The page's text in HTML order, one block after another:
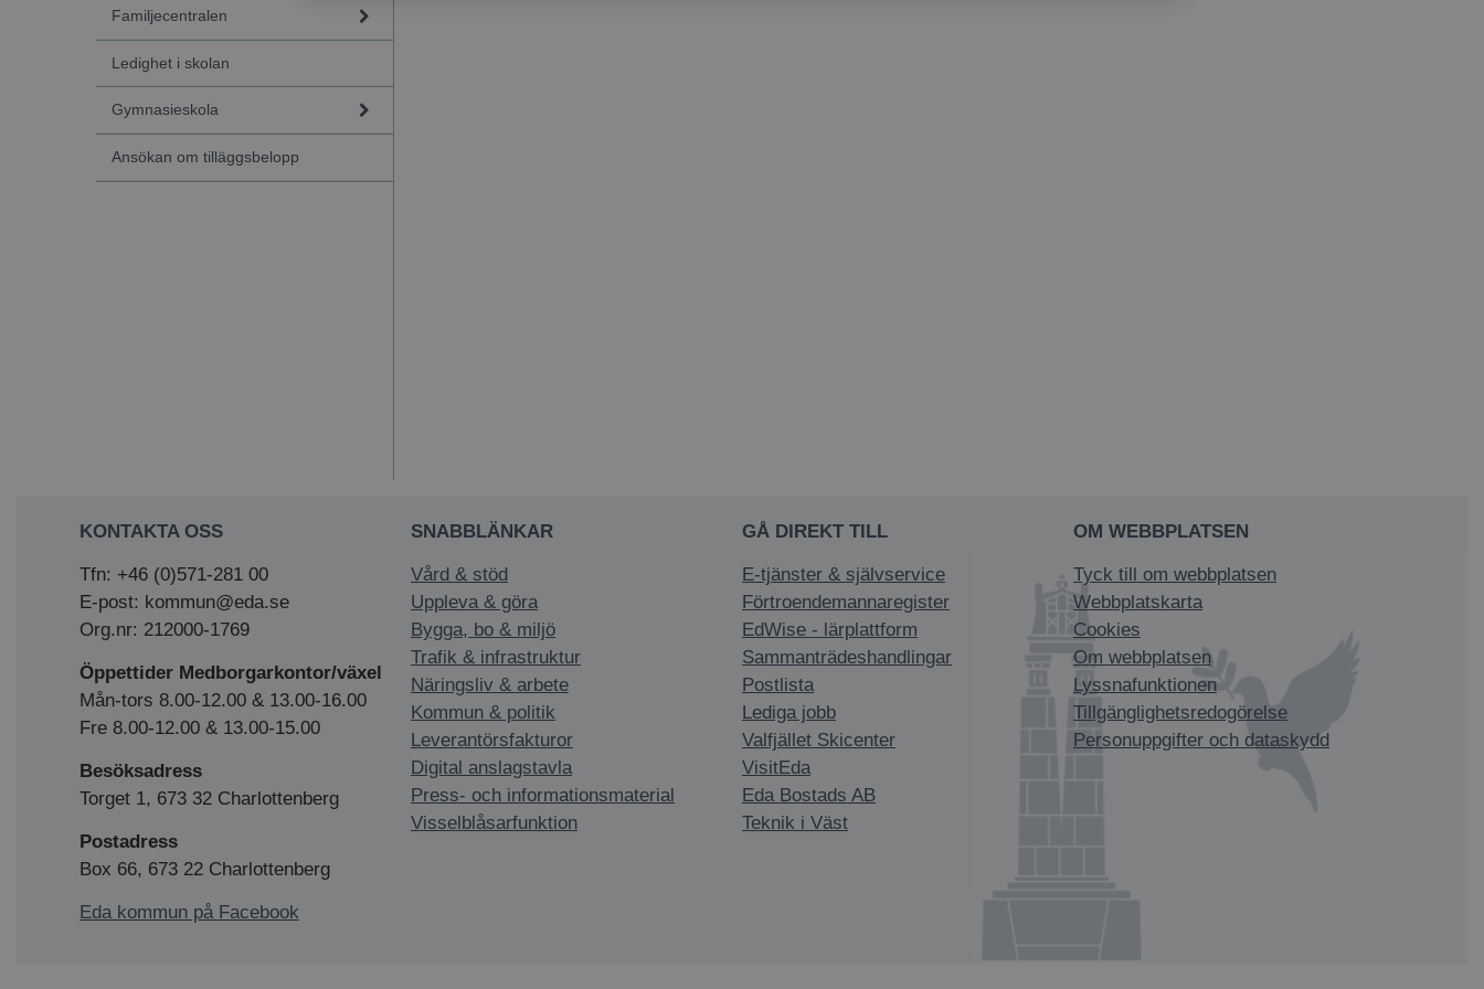
Familjecentralen
Ledighet i skolan
Gymnasieskola
Ansökan om tilläggsbelopp
KONTAKTA OSS
Tfn: +46 (0)571-281 00
E-post: kommun@eda.se
Org.nr: 212000-1769
Öppettider Medborgarkontor/växel
Mån-tors 8.00-12.00 & 13.00-16.00
Fre 8.00-12.00 & 13.00-15.00
Besöksadress
Torget 1, 673 32 Charlottenberg
Postadress
Box 66, 673 22 Charlottenberg
Eda kommun på Facebook
SNABBLÄNKAR
Vård & stöd
Uppleva & göra
Bygga, bo & miljö
Trafik & infrastruktur
Näringsliv & arbete
Kommun & politik
Leverantörsfakturor
Digital anslagstavla
Press- och informationsmaterial
Visselblåsarfunktion
GÅ DIREKT TILL
E-tjänster & självservice
Förtroendemannaregister
EdWise - lärplattform
Sammanträdeshandlingar
Postlista
Lediga jobb
Valfjället Skicenter
VisitEda
Eda Bostads AB
Teknik i Väst
OM WEBBPLATSEN
Tyck till om webbplatsen
Webbplatskarta
Cookies
Om webbplatsen
Lyssnafunktionen
Tillgänglighetsredogörelse
Personuppgifter och dataskydd